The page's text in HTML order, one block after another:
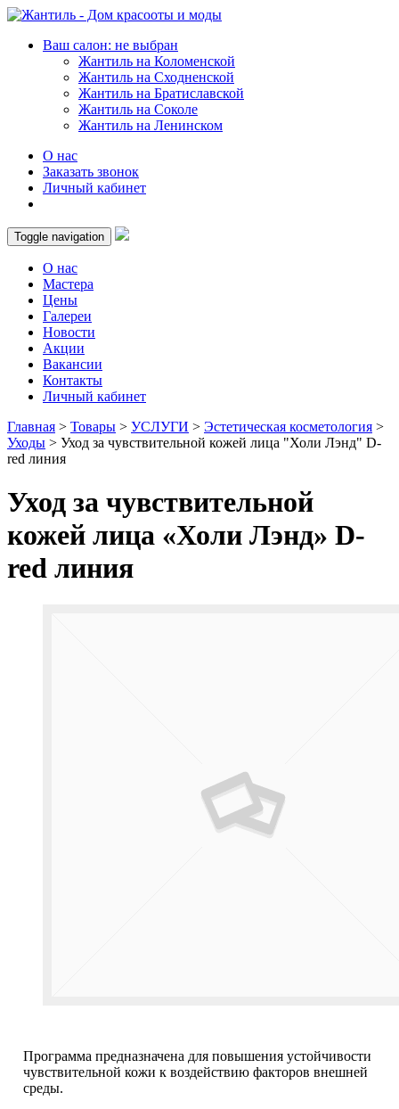
Ваш салон: не выбран
Жантиль на Коломенской
Жантиль на Сходненской
Жантиль на Братиславской
Жантиль на Соколе
Жантиль на Ленинском
О нас
Заказать звонок
Личный кабинет
Toggle navigation
О нас
Мастера
Цены
Галереи
Новости
Акции
Вакансии
Контакты
Личный кабинет
Главная > Товары > УСЛУГИ > Эстетическая косметология >
Уходы > Уход за чувствительной кожей лица "Холи Лэнд" D-
red линия
Уход за чувствительной
кожей лица «Холи Лэнд» D-
red линия
Программа предназначена для повышения устойчивости
чувствительной кожи к воздействию факторов внешней
среды.